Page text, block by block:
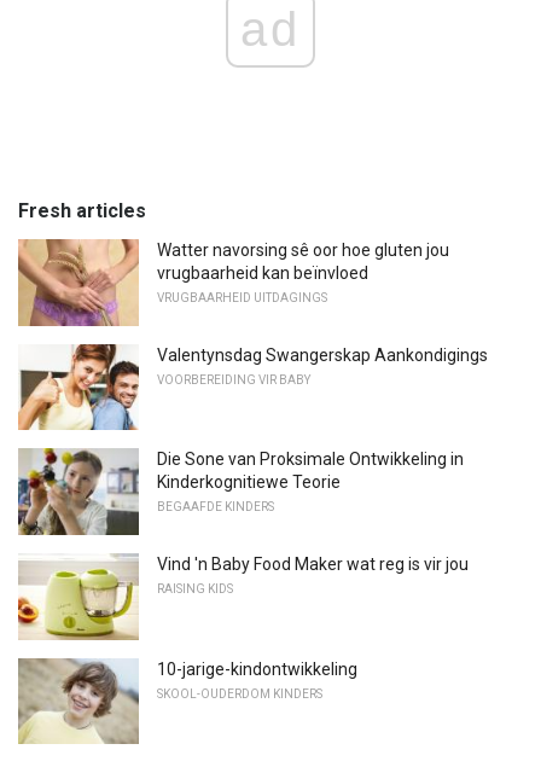
ad
Fresh articles
Watter navorsing sê oor hoe gluten jou
vrugbaarheid kan beïnvloed
VRUGBAARHEID UITDAGINGS
Valentynsdag Swangerskap Aankondigings
VOORBEREIDING VIR BABY
Die Sone van Proksimale Ontwikkeling in
Kinderkognitiewe Teorie
BEGAAFDE KINDERS
Vind 'n Baby Food Maker wat reg is vir jou
RAISING KIDS
10-jarige-kindontwikkeling
SKOOL-OUDERDOM KINDERS